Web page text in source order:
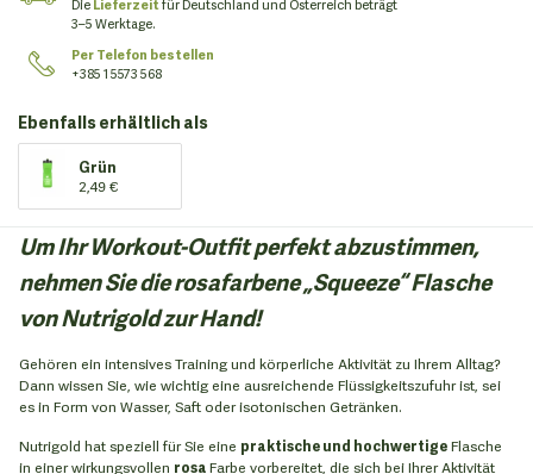
DieLieferzeitfür Deutschland und Österreich beträgt
3–5 Werktage.
Per Telefon bestellen
+385 1 5573 568
Ebenfalls erhältlich als
Grün
2,49 €
Um Ihr Workout-Outfit perfekt abzustimmen,
nehmen Sie die rosafarbene „Squeeze“ Flasche
von Nutrigold zur Hand!
Gehören ein intensives Training und körperliche Aktivität zu Ihrem Alltag?
Dann wissen Sie, wie wichtig eine ausreichende Flüssigkeitszufuhr ist, sei
es in Form von Wasser, Saft oder isotonischen Getränken.
Nutrigold hat speziell für Sie eine praktische und hochwertigeFlasche
in einer wirkungsvollen rosaFarbe vorbereitet, die sich bei Ihrer Aktivität